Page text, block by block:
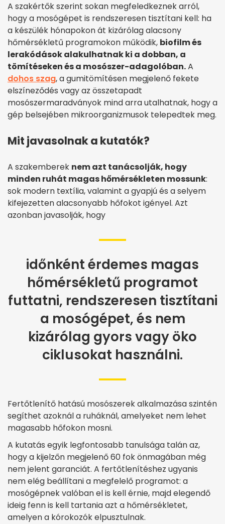
A szakértők szerint sokan megfeledkeznek arról,
hogy a mosógépet is rendszeresen tisztítani kell: ha
a készülék hónapokon át kizárólag alacsony
hőmérsékletű programokon működik, biofilm és
lerakódások alakulhatnak ki a dobban, a
tömítéseken és a mosószer-adagolóban.A
dohos szag, a gumitömítésen megjelenő fekete
elszíneződés vagy az összetapadt
mosószermaradványok mind arra utalhatnak, hogy a
gép belsejében mikroorganizmusok telepedtek meg.
Mit javasolnak a kutatók?
A szakemberek nem azt tanácsolják, hogy
minden ruhát magas hőmérsékleten mossunk:
sok modern textília, valamint a gyapjú és a selyem
kifejezetten alacsonyabb hőfokot igényel. Azt
azonban javasolják, hogy
időnként érdemes magas
hőmérsékletű programot
futtatni, rendszeresen tisztítani
a mosógépet, és nem
kizárólag gyors vagy öko
ciklusokat használni.
Fertőtlenítő hatású mosószerek alkalmazása szintén
segíthet azoknál a ruháknál, amelyeket nem lehet
magasabb hőfokon mosni.
A kutatás egyik legfontosabb tanulsága talán az,
hogy a kijelzőn megjelenő 60 fok önmagában még
nem jelent garanciát. A fertőtlenítéshez ugyanis
nem elég beállítani a megfelelő programot: a
mosógépnek valóban el is kell érnie, majd elegendő
ideig fenn is kell tartania azt a hőmérsékletet,
amelyen a kórokozók elpusztulnak.